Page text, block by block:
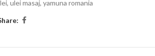
, ulei masaj, yamuna romania